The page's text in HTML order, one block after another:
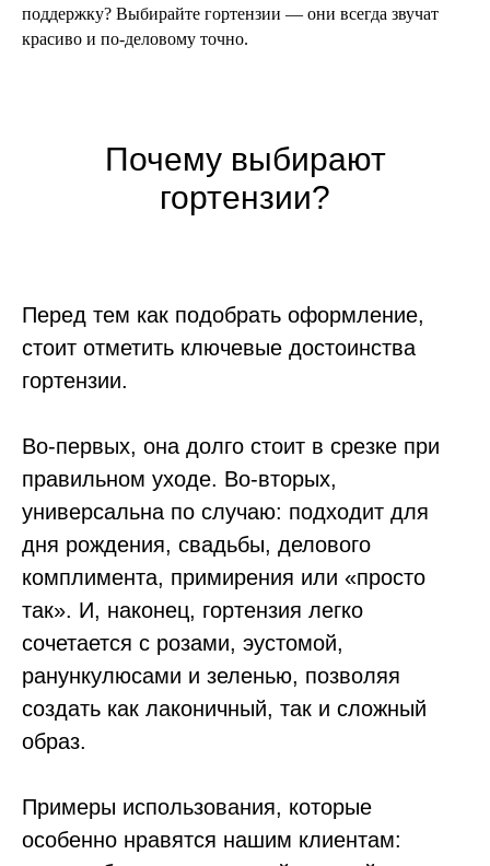
поддержку? Выбирайте гортензии — они всегда звучат
красиво и по-деловому точно.
Почему выбирают
гортензии?
Перед тем как подобрать оформление,
стоит отметить ключевые достоинства
гортензии.
Во-первых, она долго стоит в срезке при
правильном уходе. Во-вторых,
универсальна по случаю: подходит для
дня рождения, свадьбы, делового
комплимента, примирения или «просто
так». И, наконец, гортензия легко
сочетается с розами, эустомой,
ранункулюсами и зеленью, позволяя
создать как лаконичный, так и сложный
образ.
Примеры использования, которые
особенно нравятся нашим клиентам: